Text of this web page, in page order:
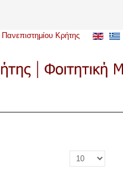
Πανεπιστημίου Κρήτης
Εμφάνιση #